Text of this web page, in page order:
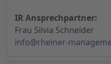
IR Ansprechpartner:
Frau Silvia Schneider
info@rheiner-